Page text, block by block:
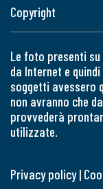
Copyright
Le foto presenti
da Internet e
soggetti avessero
non avranno che
provvederà
utilizzate.
Privacy policy|